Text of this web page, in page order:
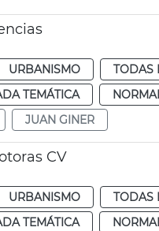
URBANISMO TODAS
TEMÁTICA
JUAN GINER
CV
URBANISMO TODAS
TEMÁTICA